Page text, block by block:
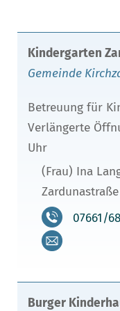
Kindergarten
Gemeinde
Betreuung für
Verlängerte
Uhr
(Frau) Ina
07661/
Burger